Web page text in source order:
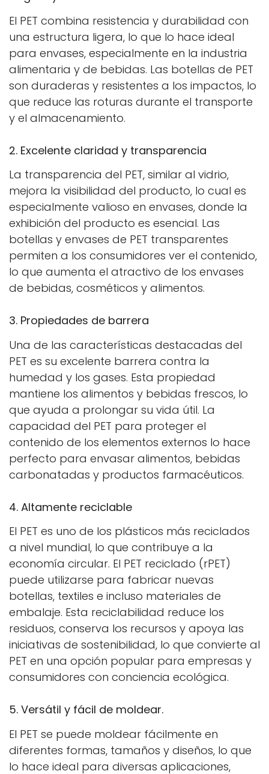
El PET combina resistencia y durabilidad con
una estructura ligera, lo que lo hace ideal
para envases, especialmente en la industria
alimentaria y de bebidas. Las botellas de PET
son duraderas y resistentes a los impactos, lo
que reduce las roturas durante el transporte
y el almacenamiento.
2. Excelente claridad y transparencia
La transparencia del PET, similar al vidrio,
mejora la visibilidad del producto, lo cual es
especialmente valioso en envases, donde la
exhibición del producto es esencial. Las
botellas y envases de PET transparentes
permiten a los consumidores ver el contenido,
lo que aumenta el atractivo de los envases
de bebidas, cosméticos y alimentos.
3. Propiedades de barrera
Una de las características destacadas del
PET es su excelente barrera contra la
humedad y los gases. Esta propiedad
mantiene los alimentos y bebidas frescos, lo
que ayuda a prolongar su vida útil. La
capacidad del PET para proteger el
contenido de los elementos externos lo hace
perfecto para envasar alimentos, bebidas
carbonatadas y productos farmacéuticos.
4. Altamente reciclable
El PET es uno de los plásticos más reciclados
a nivel mundial, lo que contribuye a la
economía circular. El PET reciclado (rPET)
puede utilizarse para fabricar nuevas
botellas, textiles e incluso materiales de
embalaje. Esta reciclabilidad reduce los
residuos, conserva los recursos y apoya las
iniciativas de sostenibilidad, lo que convierte al
PET en una opción popular para empresas y
consumidores con conciencia ecológica.
5. Versátil y fácil de moldear.
El PET se puede moldear fácilmente en
diferentes formas, tamaños y diseños, lo que
lo hace ideal para diversas aplicaciones,